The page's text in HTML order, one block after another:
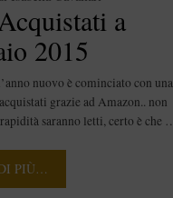
a
2015
nuovo è cominciato con una
grazie ad Amazon.. non
saranno letti, certo è che …
PIÙ…